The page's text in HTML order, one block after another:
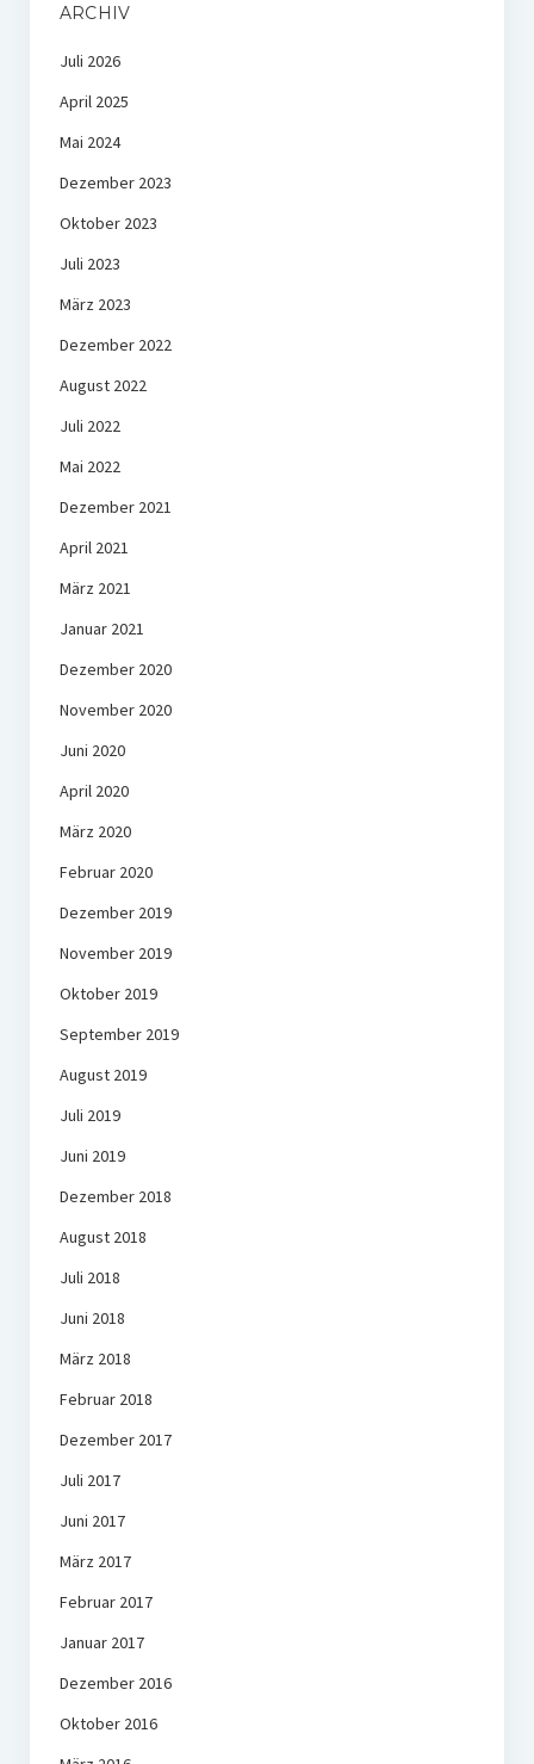
ARCHIV
Juli 2026
April 2025
Mai 2024
Dezember 2023
Oktober 2023
Juli 2023
März 2023
Dezember 2022
August 2022
Juli 2022
Mai 2022
Dezember 2021
April 2021
März 2021
Januar 2021
Dezember 2020
November 2020
Juni 2020
April 2020
März 2020
Februar 2020
Dezember 2019
November 2019
Oktober 2019
September 2019
August 2019
Juli 2019
Juni 2019
Dezember 2018
August 2018
Juli 2018
Juni 2018
März 2018
Februar 2018
Dezember 2017
Juli 2017
Juni 2017
März 2017
Februar 2017
Januar 2017
Dezember 2016
Oktober 2016